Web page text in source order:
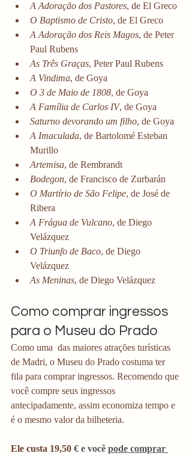
A Adoração dos Pastores, de El Greco
O Baptismo de Cristo, de El Greco
A Adoração dos Reis Magos, de Peter
Paul Rubens
As Três Graças, Peter Paul Rubens
A Vindima, de Goya
O 3 de Maio de 1808, de Goya
A Família de Carlos IV, de Goya
Saturno devorando um filho, de Goya
A Imaculada, de Bartolomé Esteban
Murillo
Artemisa, de Rembrandt
Bodegon, de Francisco de Zurbarán
O Martírio de São Felipe, de José de
Ribera
A Frágua de Vulcano, de Diego
Velázquez
O Triunfo de Baco, de Diego
Velázquez
As Meninas, de Diego Velázquez
Como comprar ingressos
para o Museu do Prado
Como uma  das maiores atrações turísticas
de Madri, o Museu do Prado costuma ter
fila para comprar ingressos. Recomendo que
você compre seus ingressos
antecipadamente, assim economiza tempo e
é o mesmo valor da bilheteria.
Ele custa 19,50 € e você pode comprar